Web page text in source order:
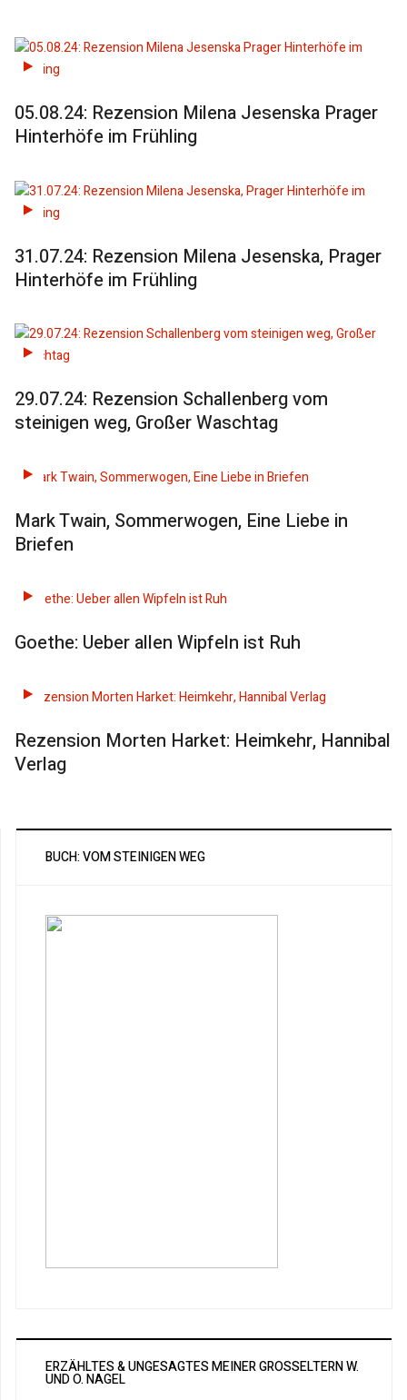
05.08.24: Rezension Milena Jesenska Prager
Hinterhöfe im Frühling
31.07.24: Rezension Milena Jesenska, Prager
Hinterhöfe im Frühling
29.07.24: Rezension Schallenberg vom
steinigen weg, Großer Waschtag
Mark Twain, Sommerwogen, Eine Liebe in
Briefen
Goethe: Ueber allen Wipfeln ist Ruh
Rezension Morten Harket: Heimkehr, Hannibal
Verlag
BUCH: VOM STEINIGEN WEG
ERZÄHLTES & UNGESAGTES MEINER GROSSELTERN W. U
ND O. NAGEL